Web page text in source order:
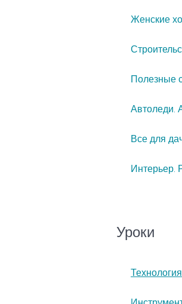
Женские
Полезные
Автоледи.
Все для
Интерьер.
Уроки
Технология